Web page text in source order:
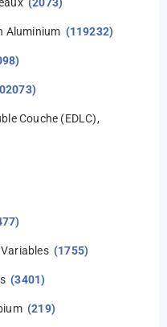
Aluminium (119232)
Couche (EDLC),
(1755)
(3401)
(219)